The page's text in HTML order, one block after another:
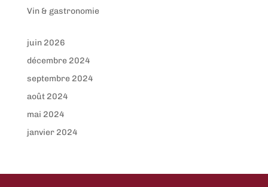
Vin & gastronomie
juin 2026
décembre 2024
septembre 2024
août 2024
mai 2024
janvier 2024